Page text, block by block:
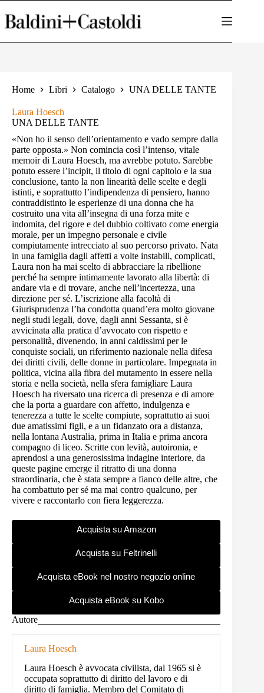
al
contenuto
Home Libri Catalogo UNA DELLE TANTE
Laura Hoesch
UNA DELLE TANTE
«Non ho il senso dell’orientamento e vado sempre dalla
parte opposta.» Non comincia così l’intenso, vitale
memoir di Laura Hoesch, ma avrebbe potuto. Sarebbe
potuto essere l’incipit, il titolo di ogni capitolo e la sua
conclusione, tanto la non linearità delle scelte e degli
istinti, e soprattutto l’indipendenza di pensiero, hanno
contraddistinto le esperienze di una donna che ha
costruito una vita all’insegna di una forza mite e
indomita, del rigore e del dubbio coltivato come energia
morale, per un impegno personale e civile
compiutamente intrecciato al suo percorso privato. Nata
in una famiglia dagli affetti a volte instabili, complicati,
Laura non ha mai scelto di abbracciare la ribellione
perché ha sempre intimamente lavorato alla libertà: di
andare via e di trovare, anche nell’incertezza, una
direzione per sé. L’iscrizione alla facoltà di
Giurisprudenza l’ha condotta quand’era molto giovane
negli studi legali, dove, dagli anni Sessanta, si è
avvicinata alla pratica d’avvocato con rispetto e
personalità, divenendo, in anni caldissimi per le
conquiste sociali, un riferimento nazionale nella difesa
dei diritti civili, delle donne in particolare. Impegnata in
politica, vicina alla fibra del mutamento in essere nella
storia e nella società, nella sfera famigliare Laura
Hoesch ha riversato una ricerca di presenza e di amore
che la porta a guardare con affetto, indulgenza e
tenerezza a tutte le scelte compiute, soprattutto ai suoi
due amatissimi figli, e a un fidanzato ora a distanza,
nella lontana Australia, prima in Italia e prima ancora
compagno di liceo. Scritte con levità, autoironia, e
aprendosi a una generosissima indagine interiore, da
queste pagine emerge il ritratto di una donna
straordinaria, che è stata sempre a fianco delle altre, che
ha combattuto per sé ma mai contro qualcuno, per
vivere e raccontarlo con fiera leggerezza.
Acquista su Amazon
Acquista su Feltrinelli
Acquista eBook nel nostro negozio online
Acquista eBook su Kobo
Autore
Laura Hoesch
Laura Hoesch è avvocata civilista, dal 1965 si è
occupata soprattutto di diritto del lavoro e di
diritto di famiglia. Membro del Comitato di